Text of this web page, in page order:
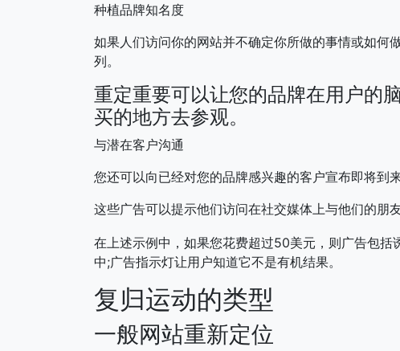
种植品牌知名度
如果人们访问你的网站并不确定你所做的事情或如何
列。
重定重要可以让您的品牌在用户的
买的地方去参观。
与潜在客户沟通
您还可以向已经对您的品牌感兴趣的客户宣布即将到
这些广告可以提示他们访问在社交媒体上与他们的朋
在上述示例中，如果您花费超过50美元，则广告包
中;广告指示灯让用户知道它不是有机结果。
复归运动的类型
一般网站重新定位